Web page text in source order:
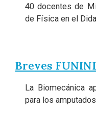
40 docentes de
de Física en el
Breves
La Biomecánica
para los amputados